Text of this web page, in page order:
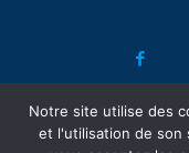
© 2022 ADL Security
Vertrouwelijkheidsbeleid |
Notre site utilise des
et l'utilisation de son